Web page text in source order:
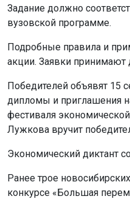
Задание должно
вузовской программе.
Подробные правила и
акции. Заявки принимают
Победителей объявят 15
дипломы и приглашения
фестиваля
Лужкова вручит
Экономический диктант
Ранее трое
конкурсе «Большая